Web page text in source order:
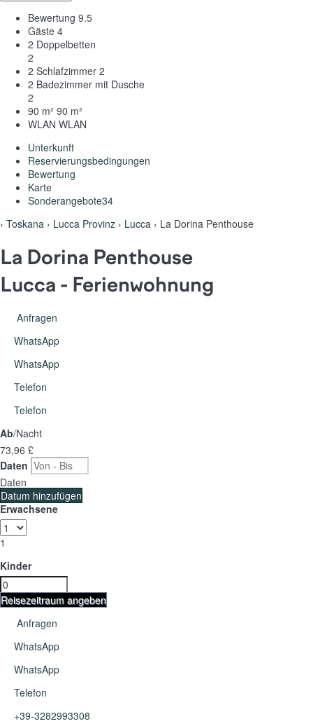
Bewertung 9.5
Gäste 4
2 Doppelbetten
2
2 Schlafzimmer 2
2 Badezimmer mit Dusche
2
90 m² 90 m²
WLAN WLAN
Unterkunft
Reservierungsbedingungen
Bewertung
Karte
Sonderangebote34
› Toskana › Lucca Provinz › Lucca › La Dorina Penthouse
La Dorina Penthouse
Lucca - Ferienwohnung
Anfragen
WhatsApp
WhatsApp
Telefon
Telefon
Ab/Nacht
73,96 £
Daten
Daten
Datum hinzufügen
Erwachsene
1
Kinder
Reisezeitraum angeben
Anfragen
WhatsApp
WhatsApp
Telefon
+39-3282993308